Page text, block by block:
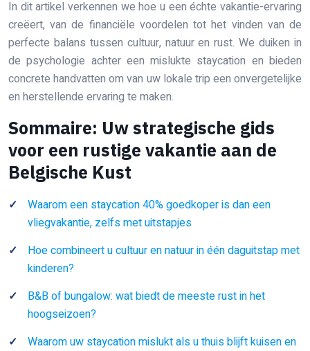
In dit artikel verkennen we hoe u een échte vakantie-ervaring
creëert, van de financiële voordelen tot het vinden van de
perfecte balans tussen cultuur, natuur en rust. We duiken in
de psychologie achter een mislukte staycation en bieden
concrete handvatten om van uw lokale trip een onvergetelijke
en herstellende ervaring te maken.
Sommaire: Uw strategische gids
voor een rustige vakantie aan de
Belgische Kust
Waarom een staycation 40% goedkoper is dan een
vliegvakantie, zelfs met uitstapjes
Hoe combineert u cultuur en natuur in één daguitstap met
kinderen?
B&B of bungalow: wat biedt de meeste rust in het
hoogseizoen?
Waarom uw staycation mislukt als u thuis blijft kuisen en